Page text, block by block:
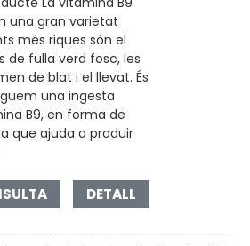
una gran varietat
més riques són el
de fulla verd fosc, les
de blat i el llevat. És
una ingesta
B9, en forma de
que ajuda a produir
DETALL